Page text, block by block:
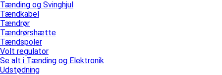
Tænding og Svinghjul
Tændkabel
Tændrør
Tændrørshætte
Tændspoler
Volt regulator
Se alt i Tænding og Elektronik
Udstødning